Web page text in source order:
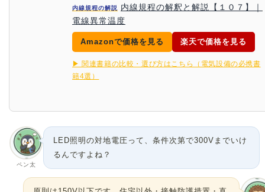
内線規程の解説
内線規程の解釈と解説【１０７】｜
電線異常温度
Amazonで価格を見る 楽天で価格を見る
▶ 関連書籍の比較・選び方はこちら（電気設備の必携書
籍4選）
ペン太
LED照明の対地電圧って、条件次第で300Vまでいけ
るんですよね？